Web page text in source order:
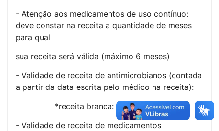
- Atenção aos medicamentos de uso contínuo:
deve constar na receita a quantidade de meses
para qual
sua receita será válida (máximo 6 meses)
- Validade de receita de antimicrobianos (contada
a partir da data escrita pelo médico na receita):
*receita branca: 10 dias
- Validade de receita de medicamentos